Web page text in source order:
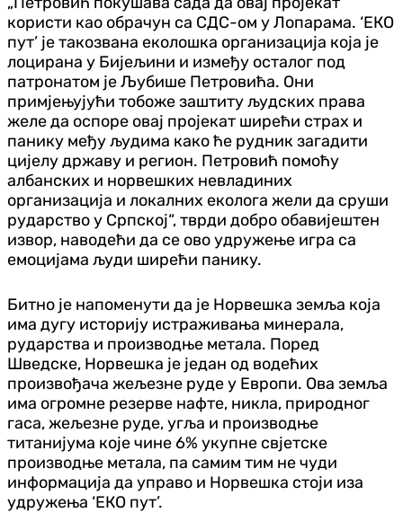
користи као обрачун са СДС-ом у Лопарама. ‘ЕКО
пут’ је такозвана еколошка организација која је
лоцирана у Бијељини и између осталог под
патронатом је Љубише Петровића. Они
примјењујући тобоже заштиту људских права
желе да оспоре овај пројекат ширећи страх и
панику међу људима како ће рудник загадити
цијелу државу и регион. Петровић помоћу
албанских и норвешких невладиних
организација и локалних еколога жели да сруши
рударство у Српској“, тврди добро обавијештен
извор, наводећи да се ово удружење игра са
емоцијама људи ширећи панику.
Битно је напоменути да је Норвешка земља која
има дугу историју истраживања минерала,
рударства и производње метала. Поред
Шведске, Норвешка је један од водећих
произвођача жељезне руде у Европи. Ова земља
има огромне резерве нафте, никла, природног
гаса, жељезне руде, угља и производње
титанијума које чине 6% укупне свјетске
производње метала, па самим тим не чуди
информација да управо и Норвешка стоји иза
удружења ‘ЕКО пут’.